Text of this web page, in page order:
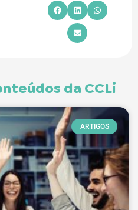
da CCLi
ARTIGOS